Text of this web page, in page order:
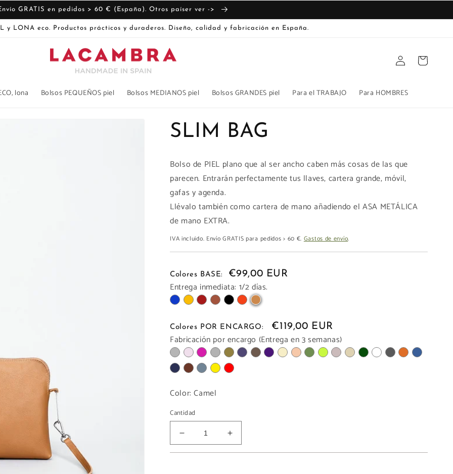
GRATIS en pedidos > 60 € (España). Otros paíser ver ->
y LONA eco. Productos prácticos y duraderos. Diseño, calidad y fabricación en España.
lona Bolsos PEQUEÑOS piel Bolsos MEDIANOS piel Bolsos GRANDES piel Para el TRABAJO Para HOMBRES
Iniciar
sesión
Carrito
SLIM BAG
Bolso de PIEL plano que al ser ancho caben más cosas de las que
parecen. Entrarán perfectamente tus llaves, cartera grande, móvil,
gafas y agenda.
Llévalo también como cartera de mano añadiendo el ASA METÁLICA
de mano EXTRA.
IVA incluido. Envío GRATIS para pedidos > 60 €. Gastos de envío.
Colores BASE: €99,00 EUR
Entrega inmediata: 1/2 días.
Colores POR ENCARGO: €119,00 EUR
Fabricación por encargo (Entrega en 3 semanas)
Color:Camel
Cantidad
Reducir
cantidad
Aumentar
cantidad